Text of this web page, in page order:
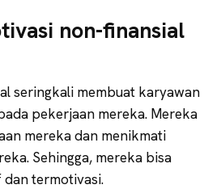
non-finansial
seringkali membuat karyawan
pekerjaan mereka. Mereka
mereka dan menikmati
Sehingga, mereka bisa
termotivasi.